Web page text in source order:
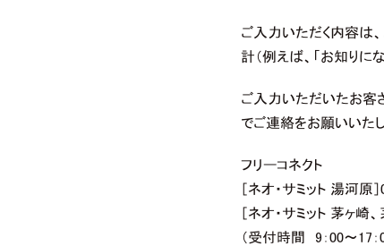
ご入力いただく内容は
計（例えば、「お知りに
ご入力いただいたお客
でご連絡をお願いいたし
フリーコネクト
［ネオ・サミット 湯河原
［ネオ・サミット 茅ヶ
（受付時間 9：00〜17：